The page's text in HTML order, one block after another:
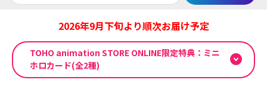
Dr.STONE STONE FES.2026
映画ちいかわ
2026年9月下旬より順次お届け予定
TOHO animation STORE ONLINE限定特典：ミニ
ホロカード(全2種)